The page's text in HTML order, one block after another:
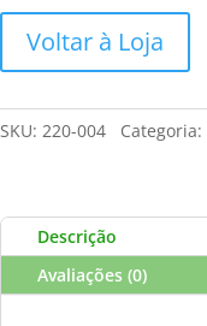
Voltar à Loja
SKU: 220-004 Categoria:
Descrição
Avaliações (0)